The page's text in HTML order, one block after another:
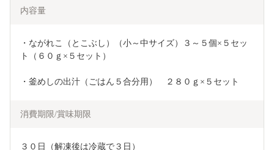
内容量
・ながれこ（とこぶし）（小～中サイズ）３～５個×５セッ
ト（６０ｇ×５セット）
・釜めしの出汁（ごはん５合分用）　２８０ｇ×５セット
消費期限/賞味期限
３０日（解凍後は冷蔵で３日）